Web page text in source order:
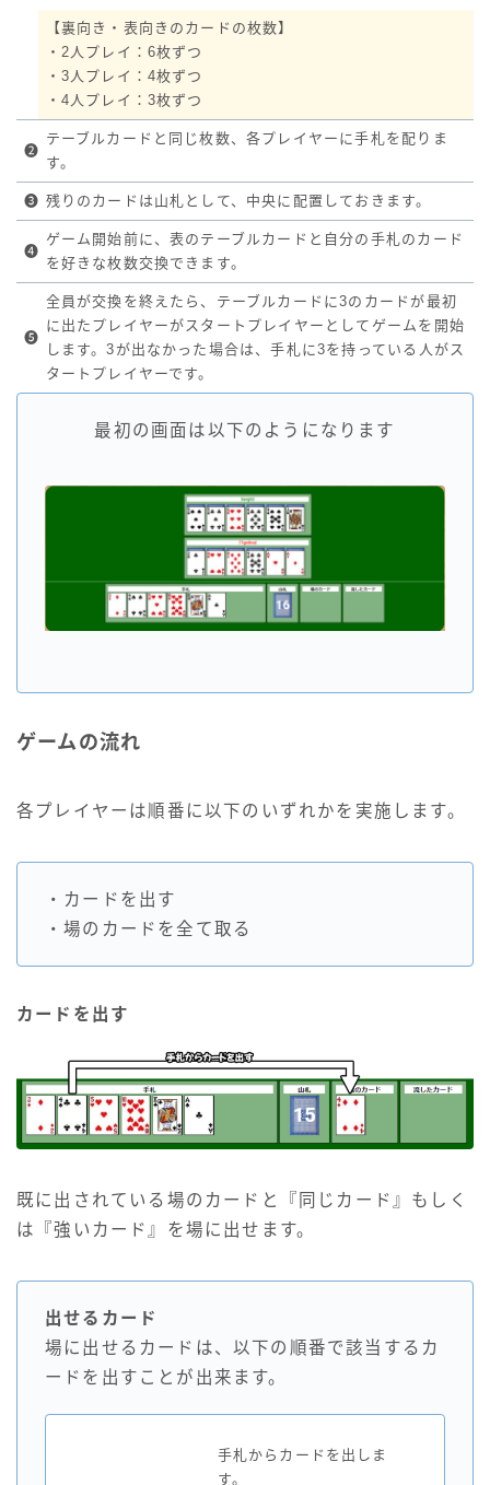
【裏向き・表向きのカードの枚数】
・2人プレイ：6枚ずつ
・3人プレイ：4枚ずつ
・4人プレイ：3枚ずつ
❷
テーブルカードと同じ枚数、各プレイヤーに手札を配りま
す。
❸ 残りのカードは山札として、中央に配置しておきます。
❹
ゲーム開始前に、表のテーブルカードと自分の手札のカード
を好きな枚数交換できます。
❺
全員が交換を終えたら、テーブルカードに3のカードが最初
に出たプレイヤーがスタートプレイヤーとしてゲームを開始
します。3が出なかった場合は、手札に3を持っている人がス
タートプレイヤーです。
最初の画面は以下のようになります
ゲームの流れ
各プレイヤーは順番に以下のいずれかを実施します。
・カードを出す
・場のカードを全て取る
カードを出す
既に出されている場のカードと『同じカード』もしく
は『強いカード』を場に出せます。
出せるカード
場に出せるカードは、以下の順番で該当するカ
ードを出すことが出来ます。
手札からカードを出しま
す。